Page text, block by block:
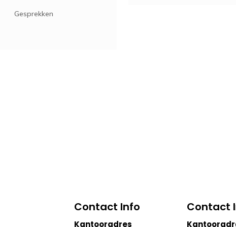
Gesprekken
Contact Info
Kantooradres
Contact